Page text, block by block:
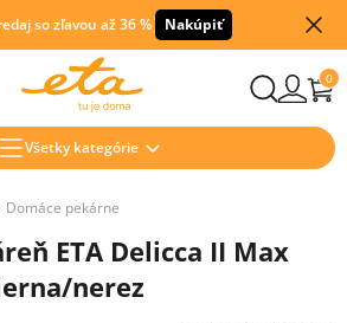
so zľavou až 36 % Nakúpiť
0
Všetky kategórie
Domáce pekárne
ETA Delicca II Max
nerez